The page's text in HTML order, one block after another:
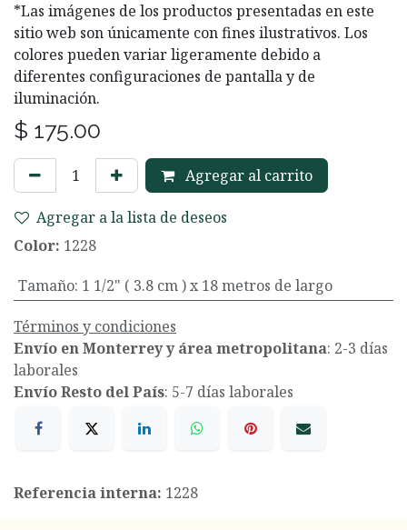
*Las imágenes de los productos presentadas en este
sitio web son únicamente con fines ilustrativos. Los
colores pueden variar ligeramente debido a
diferentes configuraciones de pantalla y de
iluminación.
$ 175.00
Agregar al carrito
Agregar a la lista de deseos
Color: 1228
Tamaño: 1 1/2" ( 3.8 cm ) x 18 metros de largo
Términos y condiciones
Envío en Monterrey y área metropolitana: 2-3 días
laborales
Envío Resto del País: 5-7 días laborales
Referencia interna: 1228